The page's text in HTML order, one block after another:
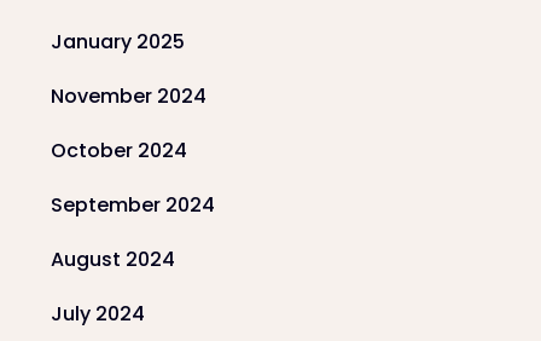
January 2025
November 2024
October 2024
September 2024
August 2024
July 2024